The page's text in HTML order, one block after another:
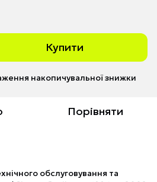
Купити
накопичувальної знижки
Порівняти
обслуговування та